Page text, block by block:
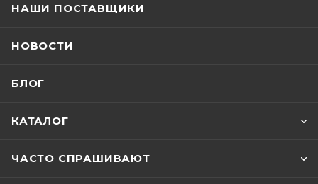
НАШИ ПОСТАВЩИКИ
НОВОСТИ
БЛОГ
КАТАЛОГ
ЧАСТО СПРАШИВАЮТ